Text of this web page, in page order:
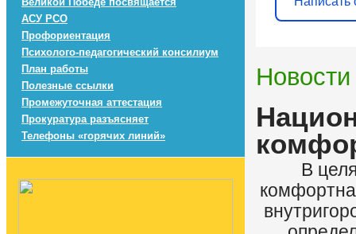
АСУ РСО
Профориентация
Психолого-педагогический консилиум
План работы
Полезные ссылки
Промежуточная аттестация
Прокуратура разъясняет
Телефоны «горячих линий»
Новости
В